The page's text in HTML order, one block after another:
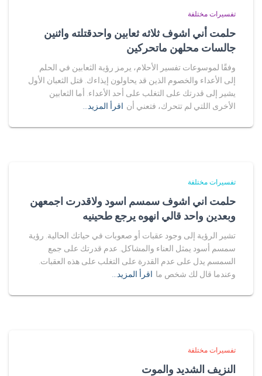
تفسيرات مختلفة
حلمت أني اشوف ثلاثه ثعابين واحدقتلته واثنين
جالسات محلهن ماتحركين
وفقًا لموسوعات تفسير الأحلام، يرمز رؤية الثعابين في الحلم
إلى الأعداء والخصوم الذين قد يحاولون إيذاءك. قتل الثعبان الأول
يشير إلى قدرتك على التغلب على أحد الأعداء. أما الثعابين
الأخرى اللتي لم تتحرك، فتعني أن اقرأ المزيد…
تفسيرات مختلفة
حلمت اني اشوف سمسم اسود ولاقدرت اجمعهن
وبعدين واحد قالي انهوه يرجع طحينيه
تشير الرؤية إلى وجود عقبات أو صعوبات في حياتك الحالية. رؤية
سمسم أسود يمثل العناء والمشاكل. عدم قدرتك على جمع
السمسم يدل على عدم القدرة على التغلب على هذه العقبات.
وعندما قال لك شخص ما اقرأ المزيد…
تفسيرات مختلفة
النزيف الشديد والموت